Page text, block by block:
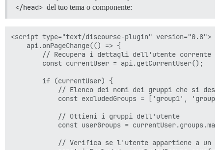
</head> del tuo tema o componente:
<script type="text/discourse-plugin" version="0.8">
    api.onPageChange(() => {
        // Recupera i dettagli dell'utente corrente
        const currentUser = api.getCurrentUser();
        if (currentUser) {
// Elenco dei nomi dei gruppi che si
const excludedGroups = ['group1',
            // Ottieni i gruppi dell'utente
const userGroups =
// Verifica se l'utente appartiene a un